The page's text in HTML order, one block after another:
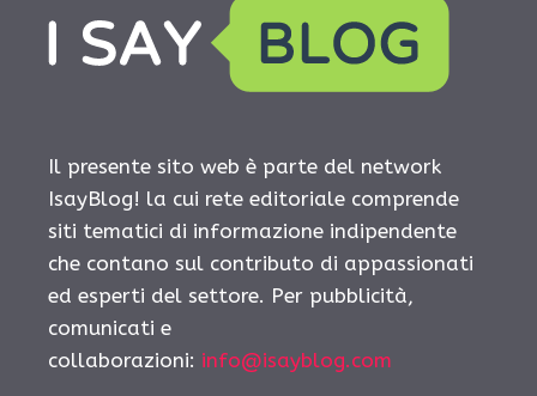
Il presente sito web è parte del network
IsayBlog! la cui rete editoriale comprende
siti tematici di informazione indipendente
che contano sul contributo di appassionati
ed esperti del settore. Per pubblicità,
comunicati e
collaborazioni: info@isayblog.com